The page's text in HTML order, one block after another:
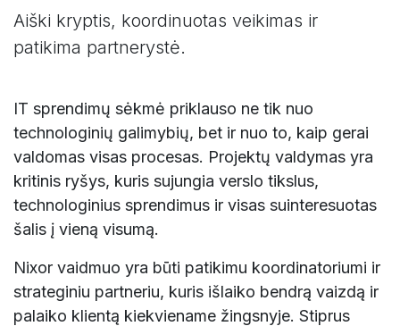
Aiški kryptis, koordinuotas veikimas ir
patikima partnerystė.
IT sprendimų sėkmė priklauso ne tik nuo
technologinių galimybių, bet ir nuo to, kaip gerai
valdomas visas procesas. Projektų valdymas yra
kritinis ryšys, kuris sujungia verslo tikslus,
technologinius sprendimus ir visas suinteresuotas
šalis į vieną visumą.
Nixor vaidmuo yra būti patikimu koordinatoriumi ir
strateginiu partneriu, kuris išlaiko bendrą vaizdą ir
palaiko klientą kiekviename žingsnyje. Stiprus